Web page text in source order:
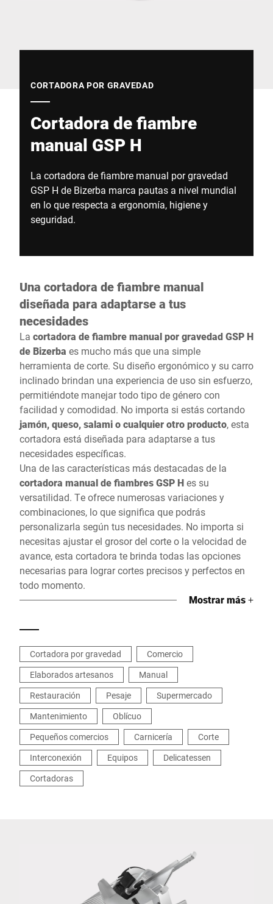
CORTADORA POR GRAVEDAD
Cortadora de fiambre
manual GSP H
La cortadora de fiambre manual por gravedad
GSP H de Bizerba marca pautas a nivel mundial
en lo que respecta a ergonomía, higiene y
seguridad.
Una cortadora de fiambre manual
diseñada para adaptarse a tus
necesidades
La cortadora de fiambre manual por gravedad GSP H
de Bizerba es mucho más que una simple
herramienta de corte. Su diseño ergonómico y su carro
inclinado brindan una experiencia de uso sin esfuerzo,
permitiéndote manejar todo tipo de género con
facilidad y comodidad. No importa si estás cortando
jamón, queso, salami o cualquier otro producto, esta
cortadora está diseñada para adaptarse a tus
necesidades específicas.
Una de las características más destacadas de la
cortadora manual de fiambres GSP Hes su
versatilidad. Te ofrece numerosas variaciones y
combinaciones, lo que significa que podrás
personalizarla según tus necesidades. No importa si
necesitas ajustar el grosor del corte o la velocidad de
avance, esta cortadora te brinda todas las opciones
necesarias para lograr cortes precisos y perfectos en
todo momento.
Mostrar más+
Cortadora por gravedad
Comercio
Elaborados artesanos
Manual
Restauración
Pesaje
Supermercado
Mantenimiento
Oblícuo
Pequeños comercios
Carnicería
Corte
Interconexión
Equipos
Delicatessen
Cortadoras